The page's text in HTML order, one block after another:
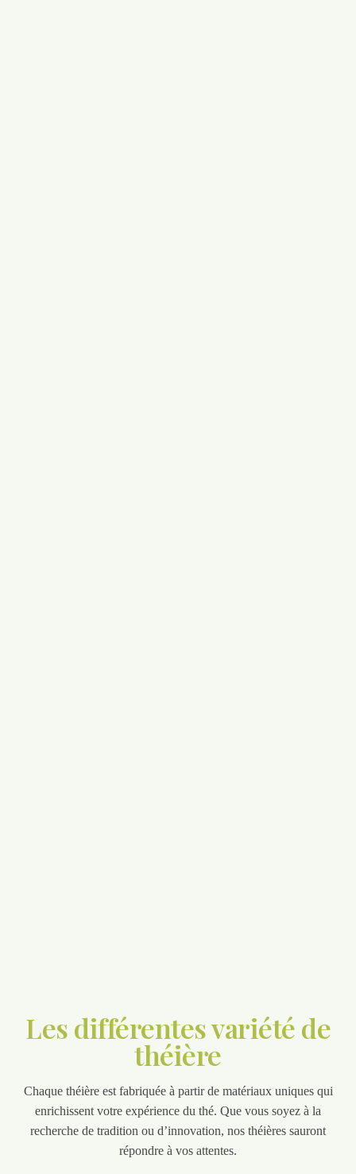
Les différentes variété de
théière
Chaque théière est fabriquée à partir de matériaux uniques qui
enrichissent votre expérience du thé. Que vous soyez à la
recherche de tradition ou d’innovation, nos théières sauront
répondre à vos attentes.